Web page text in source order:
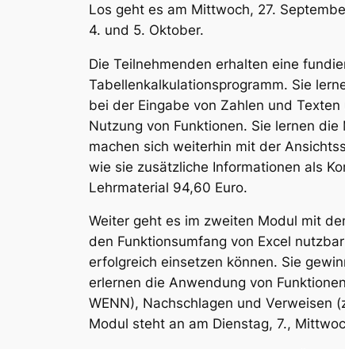
Los geht es am Mittwoch, 27.
4. und 5. Oktober.
Die Teilnehmenden erhalten eine
Tabellenkalkulationsprogramm. Sie
bei der Eingabe von Zahlen und
Nutzung von Funktionen. Sie lernen
machen sich weiterhin mit der
wie sie zusätzliche Informationen als
Lehrmaterial 94,60 Euro.
Weiter geht es im zweiten Modul mit
den Funktionsumfang von Excel
erfolgreich einsetzen können. Sie
erlernen die Anwendung von
WENN), Nachschlagen und Verweisen
Modul steht an am Dienstag, 7.,